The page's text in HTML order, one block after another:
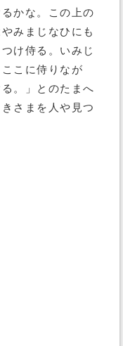
かな。この上の
みまじなひにも
け侍る。いみじ
こに侍りなが
。」とのたまへ
さまを人や見つ